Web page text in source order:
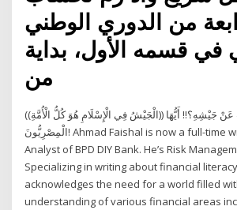
من الدوري الوطني
في قسمه الأول، بداية
من
((الْجَيْشُ فِي الْإِسْلَامِ هُوَ كُلُّ الْأُمَّةِ)) مَاذَا لَوْ تَخَلَّى الشَّعْبُ عَنْ جَيْشِهِ؟!! أَيُّهَا
الْمِصْرِيُّونَ! Ahmad Faishal is now a full-time writer and former
Analyst of BPD DIY Bank. He’s Risk
Specializing in writing about financial
acknowledges the need for a world filled
understanding of various financial areas